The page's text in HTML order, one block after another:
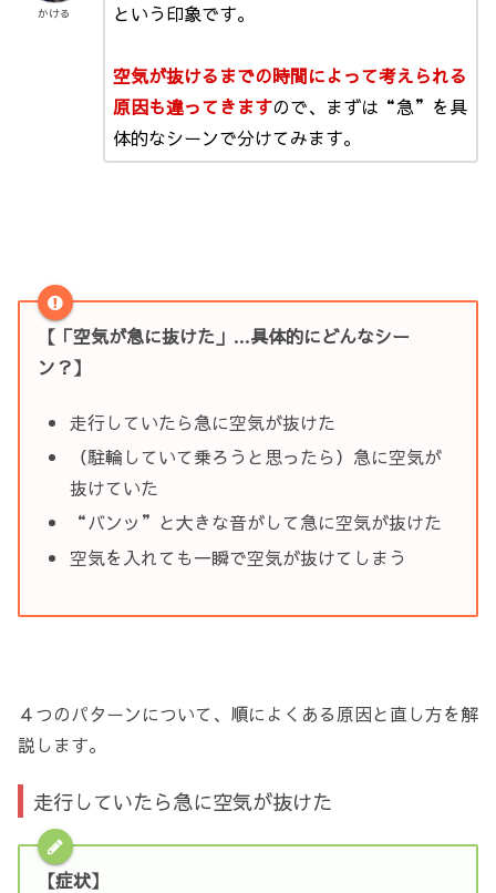
かける
という印象です。
空気が抜けるまでの時間によって考えられる
原因も違ってきますので、まずは“急”を具
体的なシーンで分けてみます。
【「空気が急に抜けた」…具体的にどんなシー
ン？】
走行していたら急に空気が抜けた
（駐輪していて乗ろうと思ったら）急に空気が
抜けていた
“バンッ”と大きな音がして急に空気が抜けた
空気を入れても一瞬で空気が抜けてしまう
４つのパターンについて、順によくある原因と直し方を解
説します。
走行していたら急に空気が抜けた
【症状】